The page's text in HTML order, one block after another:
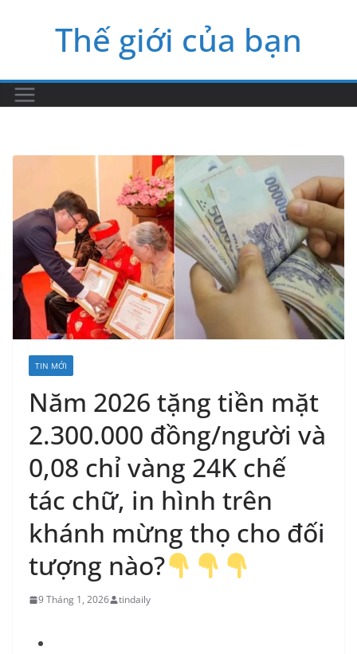
Thế giới của bạn
TIN MỚI
Năm 2026 tặng tiền mặt
2.300.000 đồng/người và
0,08 chỉ vàng 24K chế
tác chữ, in hình trên
khánh mừng thọ cho đối
tượng nào?
9 Tháng 1, 2026 tindaily